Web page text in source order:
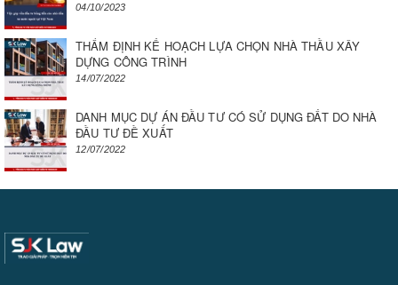
04/10/2023
THẨM ĐỊNH KẾ HOẠCH LỰA CHỌN NHÀ THẦU XÂY
DỰNG CÔNG TRÌNH
14/07/2022
DANH MỤC DỰ ÁN ĐẦU TƯ CÓ SỬ DỤNG ĐẤT DO NHÀ
ĐẦU TƯ ĐỀ XUẤT
12/07/2022